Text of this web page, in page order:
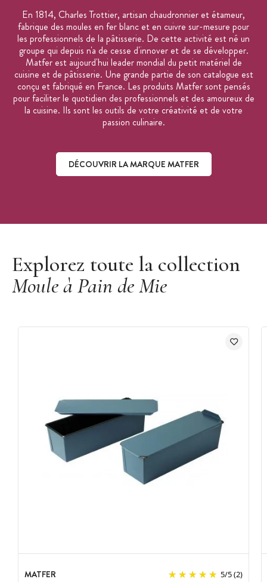
En 1814, Charles Trottier, artisan chaudronnier et étameur,
fabrique des moules en fer blanc et en cuivre sur-mesure pour
les professionnels de la pâtisserie. De cette activité est né un
groupe qui depuis n'a de cesse d'innover et de se développer.
Matfer est aujourd'hui leader mondial du petit matériel de
cuisine et de pâtisserie. Une grande partie de son catalogue est
conçu et fabriqué en France. Les produits Matfer sont pensés
pour faciliter le quotidien des professionnels et des amoureux de
la cuisine. Ils sont les outils de votre créativité et de votre
passion culinaire.
DÉCOUVRIR LA MARQUE MATFER
Explorez toute la collection
Moule à Pain de Mie
MATFER 5/5(2)